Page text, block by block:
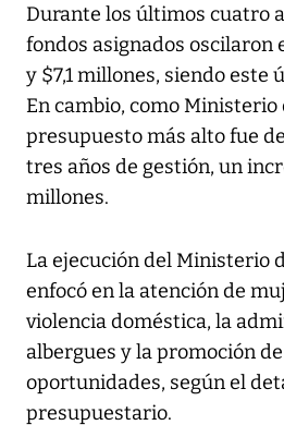
Durante los últimos cuatro
fondos asignados oscilaron
y $7,1 millones, siendo este
En cambio, como Ministerio
presupuesto más alto fue
tres años de gestión, un
millones.
La ejecución del Ministerio
enfocó en la atención de
violencia doméstica, la
albergues y la promoción
oportunidades, según el
presupuestario.